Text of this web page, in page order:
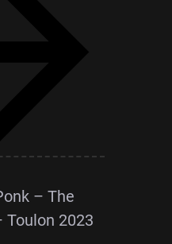
– The
Toulon 2023